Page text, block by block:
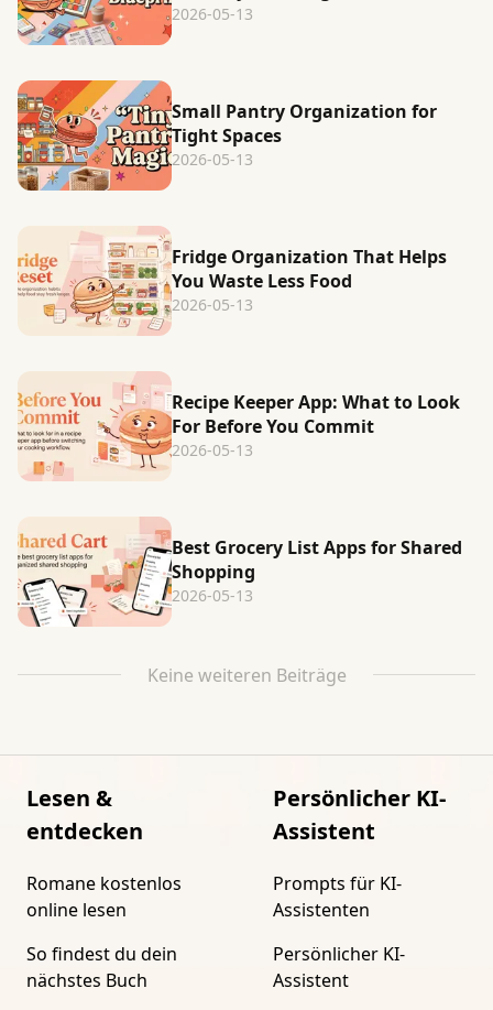
2026-05-13
Small Pantry Organization for
Tight Spaces
2026-05-13
Fridge Organization That Helps
You Waste Less Food
2026-05-13
Recipe Keeper App: What to Look
For Before You Commit
2026-05-13
Best Grocery List Apps for Shared
Shopping
2026-05-13
Keine weiteren Beiträge
Lesen &
entdecken
Romane kostenlos
online lesen
So findest du dein
nächstes Buch
Persönlicher KI-
Assistent
Prompts für KI-
Assistenten
Persönlicher KI-
Assistent